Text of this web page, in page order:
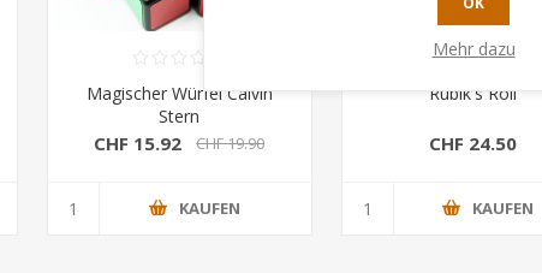
Magischer Würfel Calvin
Stern
CHF 15.92 CHF 19.90
KAUFEN
Rubik's Roll
CHF 24.50
KAUFEN
Mehr dazu